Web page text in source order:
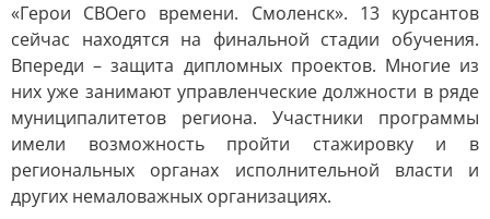
«Герои СВОего времени. Смоленск». 13 курсантов
сейчас находятся на финальной стадии обучения.
Впереди – защита дипломных проектов. Многие из
них уже занимают управленческие должности в ряде
муниципалитетов региона. Участники программы
имели возможность пройти стажировку и в
региональных органах исполнительной власти и
других немаловажных организациях.